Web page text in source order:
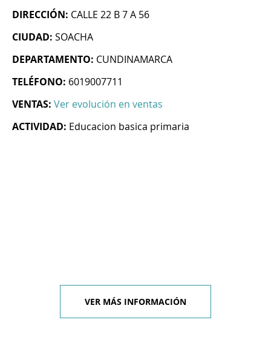
DIRECCIÓN: CALLE 22 B 7 A 56
CIUDAD: SOACHA
DEPARTAMENTO: CUNDINAMARCA
TELÉFONO: 6019007711
VENTAS: Ver evolución en ventas
ACTIVIDAD: Educacion basica primaria
VER MÁS INFORMACIÓN